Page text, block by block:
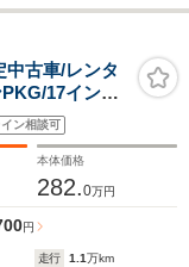
古車/レンタ
17インチ
ン相談可
本体価格
282.0万円
円
走行 1.1万km